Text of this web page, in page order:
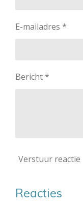
E-mailadres *
Bericht *
Verstuur reactie
Reacties